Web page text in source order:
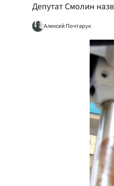
Депутат Смолин
Алексей Почтарук